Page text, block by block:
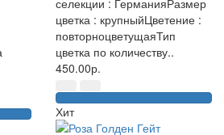
селекции : ГерманияРазмер
цветка : крупныйЦветение :
повторноцветущаяТип
цветка по количеству..
450.00р.
Хит